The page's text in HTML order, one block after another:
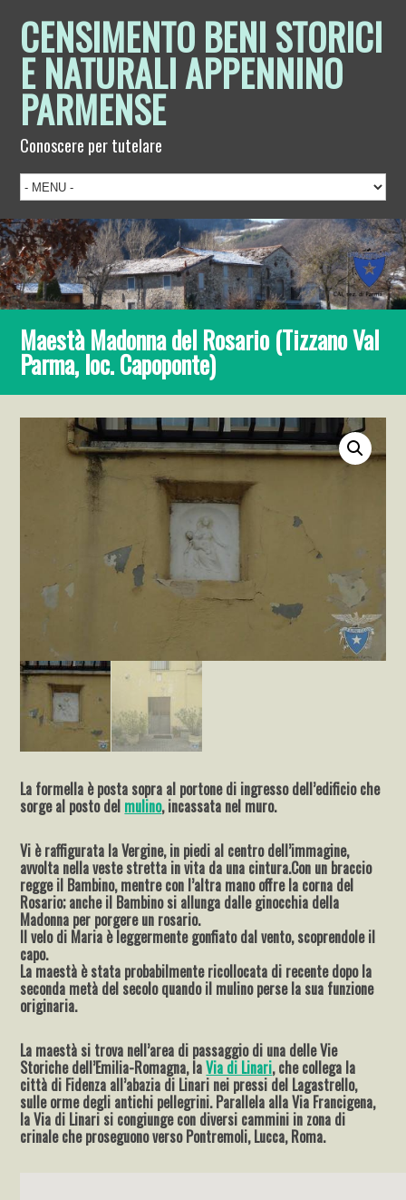
CENSIMENTO BENI STORICI
E NATURALI APPENNINO
PARMENSE
Conoscere per tutelare
Maestà Madonna del Rosario (Tizzano Val
Parma, loc. Capoponte)
La formella è posta sopra al portone di ingresso dell’edificio che
sorge al posto del mulino, incassata nel muro.
Vi è raffigurata la Vergine, in piedi al centro dell’immagine,
avvolta nella veste stretta in vita da una cintura.Con un braccio
regge il Bambino, mentre con l’altra mano offre la corna del
Rosario; anche il Bambino si allunga dalle ginocchia della
Madonna per porgere un rosario.
Il velo di Maria è leggermente gonfiato dal vento, scoprendole il
capo.
La maestà è stata probabilmente ricollocata di recente dopo la
seconda metà del secolo quando il mulino perse la sua funzione
originaria.
La maestà si trova nell’area di passaggio di una delle Vie
Storiche dell’Emilia-Romagna, laVia di Linari, che collega la
città di Fidenza all’abazia di Linari nei pressi del Lagastrello,
sulle orme degli antichi pellegrini. Parallela alla Via Francigena,
la Via di Linari si congiunge con diversi cammini in zona di
crinale che proseguono verso Pontremoli, Lucca, Roma.